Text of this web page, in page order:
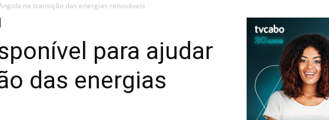
na transição das energias renováveis
para ajudar
das energias